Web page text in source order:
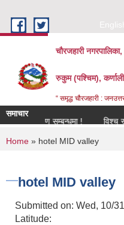
चौरजहारी
रुकुम (पश्चिम),
“ समृद्ध चौरजहारी :
समाचार
नविकरण सम्बन्धमा !
विश्च
You are here
Home » hotel MID valley
hotel MID valley
Submitted on: Wed, 10/
Latitude: